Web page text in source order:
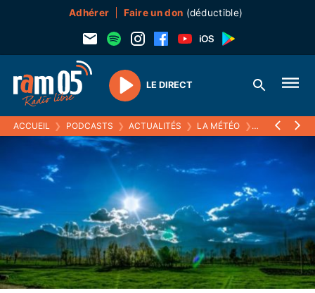
Adhérer Faire un don (déductible)
Play
LE DIRECT
ACCUEIL ❯ PODCASTS ❯ ACTUALITÉS ❯ LA MÉTÉO ❯ 20 MARS 2021